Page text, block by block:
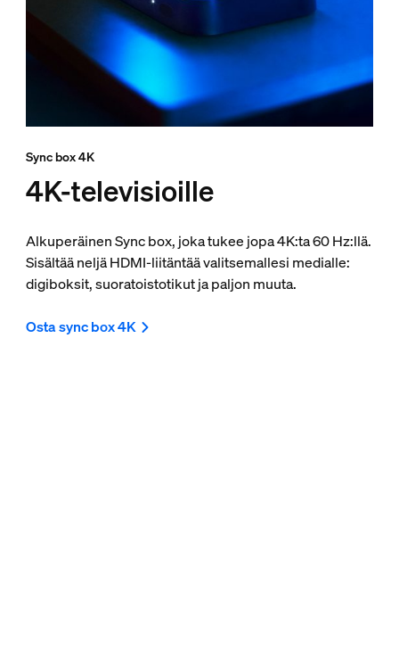
Sync box 4K
4K-televisioille
Alkuperäinen Sync box, joka tukee jopa 4K:ta 60 Hz:llä.
Sisältää neljä HDMI-liitäntää valitsemallesi medialle:
digiboksit, suoratoistotikut ja paljon muuta.
Osta sync box 4K